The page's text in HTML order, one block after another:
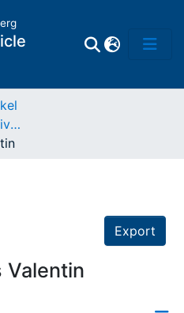
Matrikel der älteren Universität
Export
Valentin